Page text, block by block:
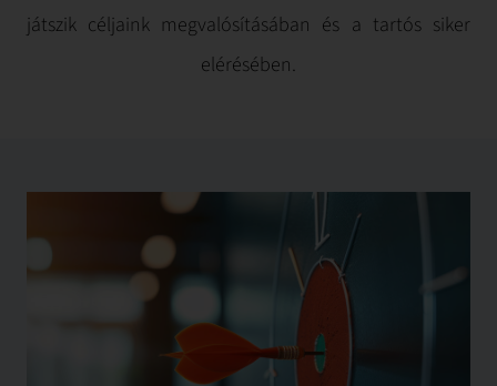
játszik céljaink megvalósításában és a tartós siker
elérésében.